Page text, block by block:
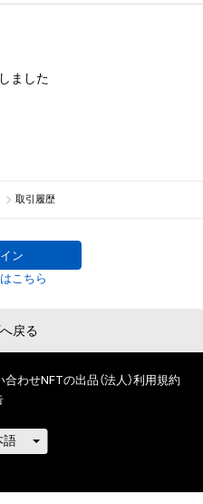
ました
取引履歴
ン
こちら
戻る
合わせNFTの出品（法人）利用規約